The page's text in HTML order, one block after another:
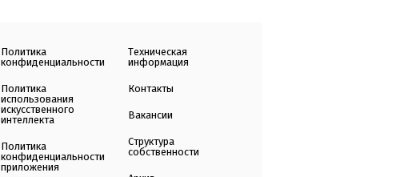
Политика
конфиденциальности
Политика
использования
искусственного
интеллекта
Политика
конфиденциальности
приложения
Техническая
информация
Контакты
Вакансии
Структура
собственности